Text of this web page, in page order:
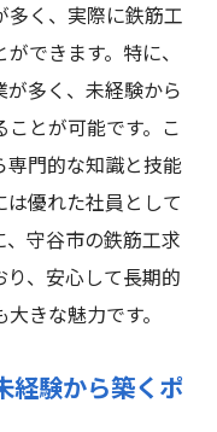
く、実際に鉄筋工
できます。特に、
多く、未経験から
とが可能です。こ
門的な知識と技能
優れた社員として
守谷市の鉄筋工求
、安心して長期的
きな魅力です。
経験から築くポ